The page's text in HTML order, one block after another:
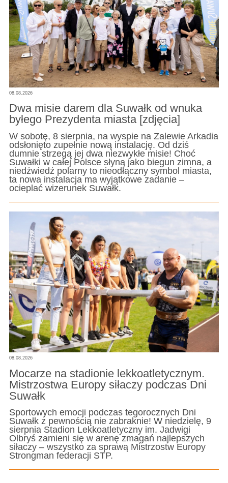
08.08.2026
Dwa misie darem dla Suwałk od wnuka
byłego Prezydenta miasta [zdjęcia]
W sobotę, 8 sierpnia, na wyspie na Zalewie Arkadia
odsłonięto zupełnie nową instalację. Od dziś
dumnie strzegą jej dwa niezwykłe misie! Choć
Suwałki w całej Polsce słyną jako biegun zimna, a
niedźwiedź polarny to nieodłączny symbol miasta,
ta nowa instalacja ma wyjątkowe zadanie –
ocieplać wizerunek Suwałk.
08.08.2026
Mocarze na stadionie lekkoatletycznym.
Mistrzostwa Europy siłaczy podczas Dni
Suwałk
Sportowych emocji podczas tegorocznych Dni
Suwałk z pewnością nie zabraknie! W niedzielę, 9
sierpnia Stadion Lekkoatletyczny im. Jadwigi
Olbryś zamieni się w arenę zmagań najlepszych
siłaczy – wszystko za sprawą Mistrzostw Europy
Strongman federacji STP.